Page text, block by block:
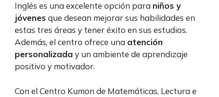
Inglés es una excelente opción para niños y
jóvenes que desean mejorar sus habilidades en
estas tres áreas y tener éxito en sus estudios.
Además, el centro ofrece una atención
personalizada y un ambiente de aprendizaje
positivo y motivador.
Con el Centro Kumon de Matemáticas, Lectura e